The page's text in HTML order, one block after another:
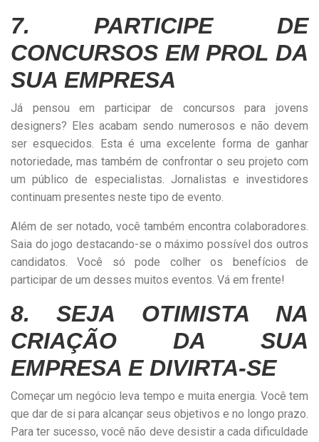
7. PARTICIPE DE
CONCURSOS EM PROL DA
SUA EMPRESA
Já pensou em participar de concursos para jovens
designers? Eles acabam sendo numerosos e não devem
ser esquecidos. Esta é uma excelente forma de ganhar
notoriedade, mas também de confrontar o seu projeto com
um público de especialistas. Jornalistas e investidores
continuam presentes neste tipo de evento.
Além de ser notado, você também encontra colaboradores.
Saia do jogo destacando-se o máximo possível dos outros
candidatos. Você só pode colher os benefícios de
participar de um desses muitos eventos. Vá em frente!
8. SEJA OTIMISTA NA
CRIAÇÃO DA SUA
EMPRESA E DIVIRTA-SE
Começar um negócio leva tempo e muita energia. Você tem
que dar de si para alcançar seus objetivos e no longo prazo.
Para ter sucesso, você não deve desistir a cada dificuldade